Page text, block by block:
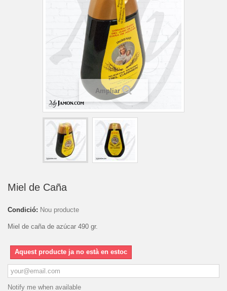
Ampliar
Miel de Caña
Condició: Nou producte
Miel de caña de azúcar 490 gr.
Aquest producte ja no està en estoc
Notify me when available